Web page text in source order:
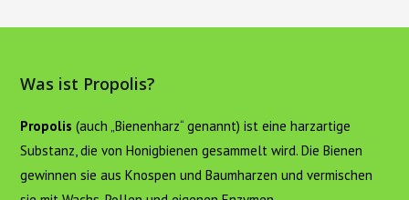
Was ist Propolis?
Propolis (auch „Bienenharz“ genannt) ist eine harzartige
Substanz, die von Honigbienen gesammelt wird. Die Bienen
gewinnen sie aus Knospen und Baumharzen und vermischen